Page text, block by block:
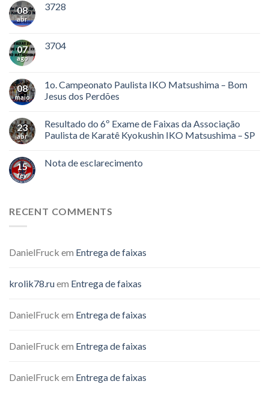
08
abr
3728
07
ago
3704
08
maio
1o. Campeonato Paulista IKO Matsushima – Bom
Jesus dos Perdões
23
abr
Resultado do 6º Exame de Faixas da Associação
Paulista de Karatê Kyokushin IKO Matsushima – SP
15
fev
Nota de esclarecimento
RECENT COMMENTS
DanielFruck em Entrega de faixas
krolik78.ruem Entrega de faixas
DanielFruck em Entrega de faixas
DanielFruck em Entrega de faixas
DanielFruck em Entrega de faixas